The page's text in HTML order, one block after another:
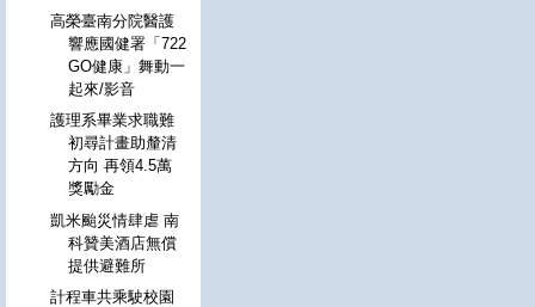
高榮臺南分院醫護
響應國健署「722
GO健康」舞動一
起來/影音
護理系畢業求職難
初尋計畫助釐清
方向 再領4.5萬
獎勵金
凱米颱災情肆虐 南
科贊美酒店無償
提供避難所
計程車共乘駛校園